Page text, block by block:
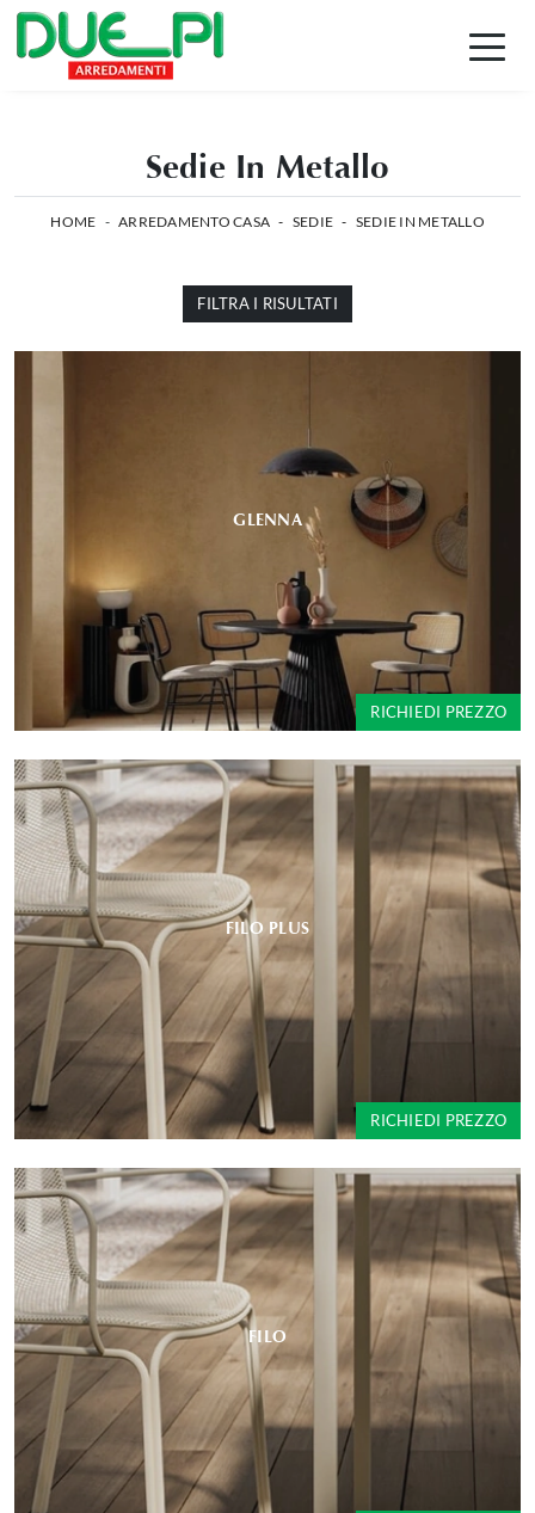
Sedie In Metallo
HOME - ARREDAMENTO CASA - SEDIE - SEDIE IN METALLO
FILTRA I RISULTATI
GLENNA
RICHIEDI PREZZO
FILO PLUS
RICHIEDI PREZZO
FILO